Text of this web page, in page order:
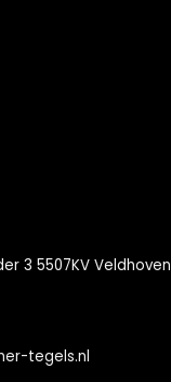
3 5507KV
tegels.nl